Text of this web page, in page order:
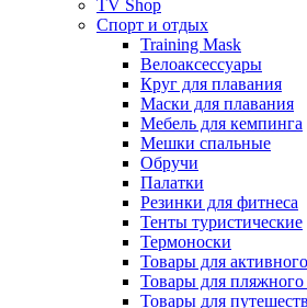
TV Shop
Спорт и отдых
Training Mask
Велоаксессуары
Круг для плавания
Маски для плавания
Мебель для кемпинга
Мешки спальные
Обручи
Палатки
Резинки для фитнеса
Тенты туристические
Термоноски
Товары для
Товары для пляжного
Товары для